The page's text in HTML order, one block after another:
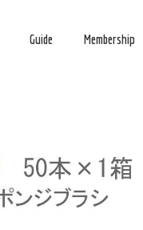
Guide Membership